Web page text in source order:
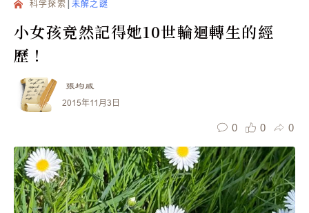
科学探索 未解之謎
小女孩竟然記得她10世輪迴轉生的經
歷！
張均威
2015年11月3日
0 0 0